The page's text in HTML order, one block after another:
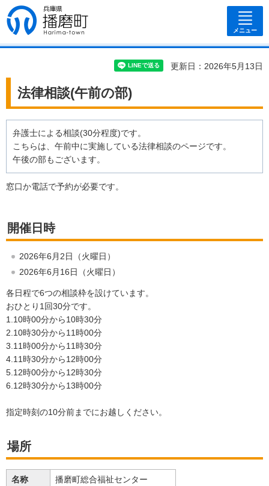
兵庫県 播磨
町
メニュー
更新日：2026年5月13日
法律相談(午前の部)
弁護士による相談(30分程度)です。
こちらは、午前中に実施している法律相談のページです。
午後の部もございます。
窓口か電話で予約が必要です。
開催日時
2026年6月2日（火曜日）
2026年6月16日（火曜日）
各日程で6つの相談枠を設けています。
おひとり1回30分です。
1.10時00分から10時30分
2.10時30分から11時00分
3.11時00分から11時30分
4.11時30分から12時00分
5.12時00分から12時30分
6.12時30分から13時00分
指定時刻の10分前までにお越しください。
場所
名称 播磨町総合福祉センター